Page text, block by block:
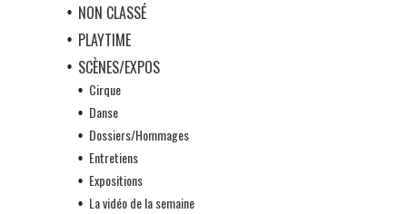
NON CLASSÉ
PLAYTIME
SCÈNES/EXPOS
Cirque
Danse
Dossiers/Hommages
Entretiens
Expositions
La vidéo de la semaine